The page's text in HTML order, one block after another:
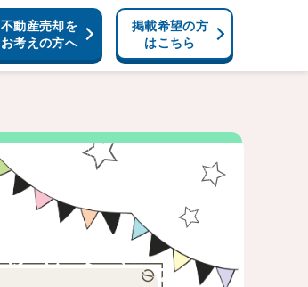
不動産売却を
お考えの方へ
掲載希望の方
はこちら